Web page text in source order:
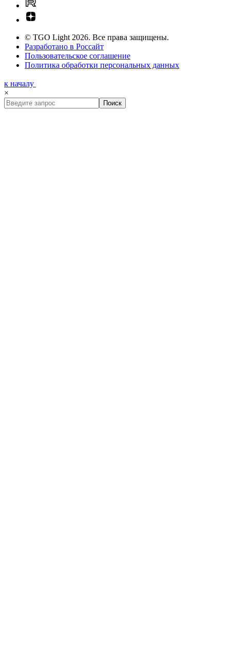
© TGO Light 2026. Все права защищены.
Разработано в Россайт
Пользовательское соглашение
Политика обработки персональных данных
к началу
×
Поиск